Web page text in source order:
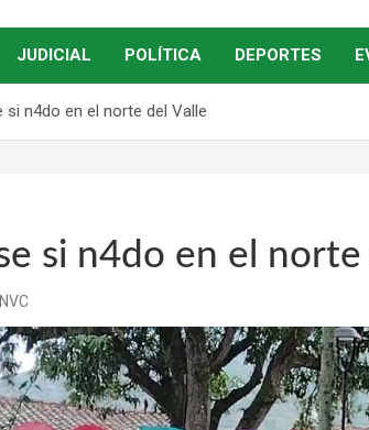
JUDICIAL POLÍTICA DEPORTES
n4do en el norte del Valle
si n4do en el norte